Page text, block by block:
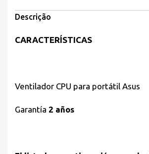
Descrição
CARACTERÍSTICAS
Ventilador CPU para portátil Asus
Garantía 2 años